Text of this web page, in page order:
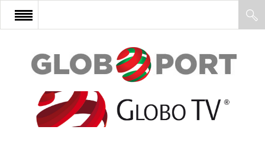
FŐOLDAL
AFRIKA